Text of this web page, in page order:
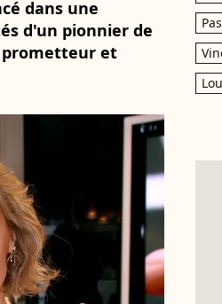
dans une
d'un pionnier de
prometteur et